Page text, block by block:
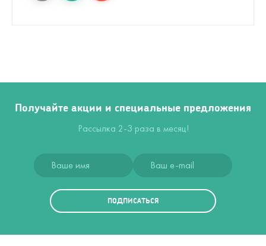
Получайте акции и специальные предложения
Рассылка 2-3 раза в месяц!
ПОДПИСАТЬСЯ